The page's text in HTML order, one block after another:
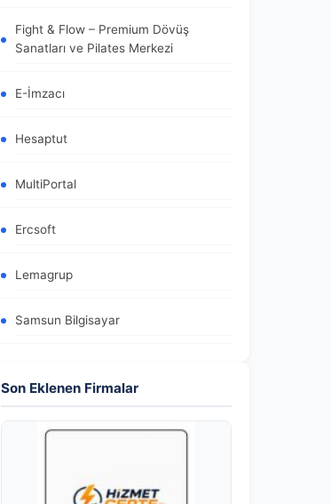
Fight & Flow – Premium Dövüş
Sanatları ve Pilates Merkezi
E-İmzacı
Hesaptut
MultiPortal
Ercsoft
Lemagrup
Samsun Bilgisayar
Son Eklenen Firmalar